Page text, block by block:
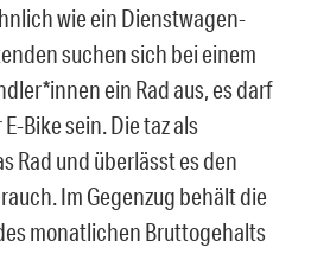
wie ein Dienstwagen-
suchen sich bei einem
ein Rad aus, es darf
Bike sein. Die taz als
Rad und überlässt es den
Im Gegenzug behält die
monatlichen Bruttogehalts